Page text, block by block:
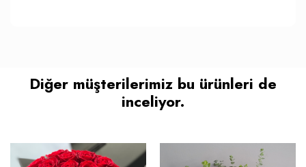
Diğer müşterilerimiz bu ürünleri de
inceliyor.